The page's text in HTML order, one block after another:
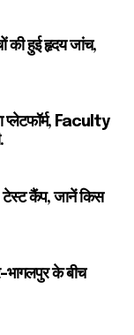
हुई हृदय जांच,
प्लेटफॉर्म, Faculty
कैंप, जानें किस
भागलपुर के बीच